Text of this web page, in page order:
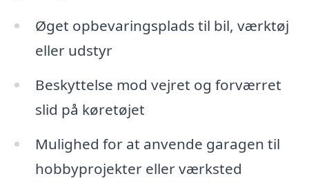
Øget opbevaringsplads til bil, værktøj
eller udstyr
Beskyttelse mod vejret og forværret
slid på køretøjet
Mulighed for at anvende garagen til
hobbyprojekter eller værksted